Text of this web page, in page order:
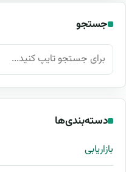
جستجو
جستجو برای:
دسته‌بندی‌ها
بازاریابی